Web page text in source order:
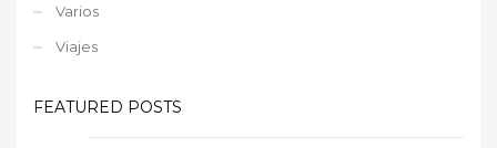
Varios
Viajes
FEATURED POSTS